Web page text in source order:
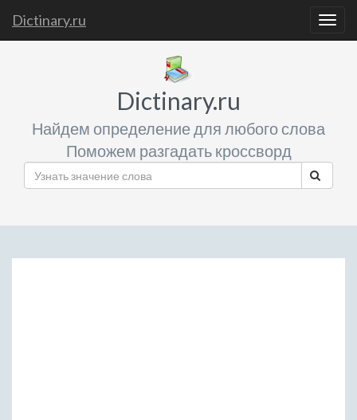
Dictinary.ru
Dictinary.ru
Найдем определение для любого слова
Поможем разгадать кроссворд